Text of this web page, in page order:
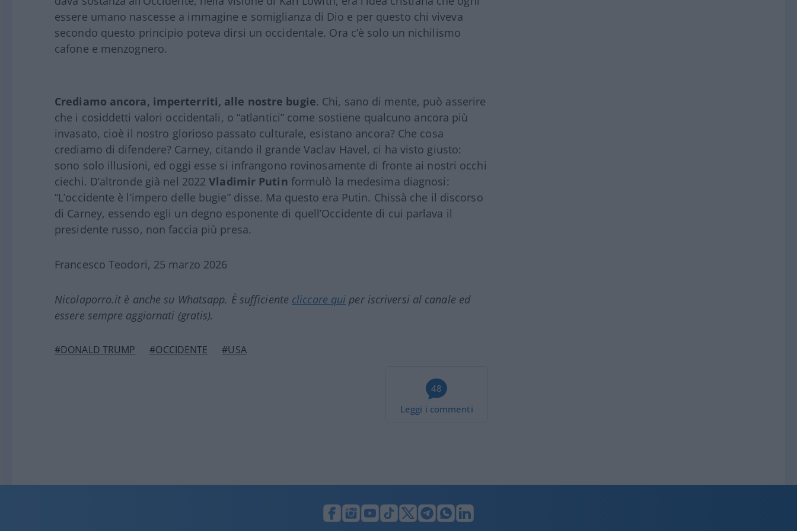
essere umano nascesse a immagine e somiglianza di Dio e per questo chi viveva
secondo questo principio poteva dirsi un occidentale. Ora c’è solo un nichilismo
cafone e menzognero.
Crediamo ancora, imperterriti, alle nostre bugie. Chi, sano di mente, può asserire
che i cosiddetti valori occidentali, o “atlantici” come sostiene qualcuno ancora più
invasato, cioè il nostro glorioso passato culturale, esistano ancora? Che cosa
crediamo di difendere? Carney, citando il grande Vaclav Havel, ci ha visto giusto:
sono solo illusioni, ed oggi esse si infrangono rovinosamente di fronte ai nostri occhi
ciechi. D’altronde già nel 2022Vladimir Putin formulò la medesima diagnosi:
“L’occidente è l’impero delle bugie” disse. Ma questo era Putin. Chissà che il discorso
di Carney, essendo egli un degno esponente di quell’Occidente di cui parlava il
presidente russo, non faccia più presa.
Francesco Teodori, 25 marzo 2026
Nicolaporro.it è anche su Whatsapp. È sufficiente cliccare qui per iscriversi al canale ed
essere sempre aggiornati (gratis).
#DONALD TRUMP #OCCIDENTE #USA
48
Leggi i commenti